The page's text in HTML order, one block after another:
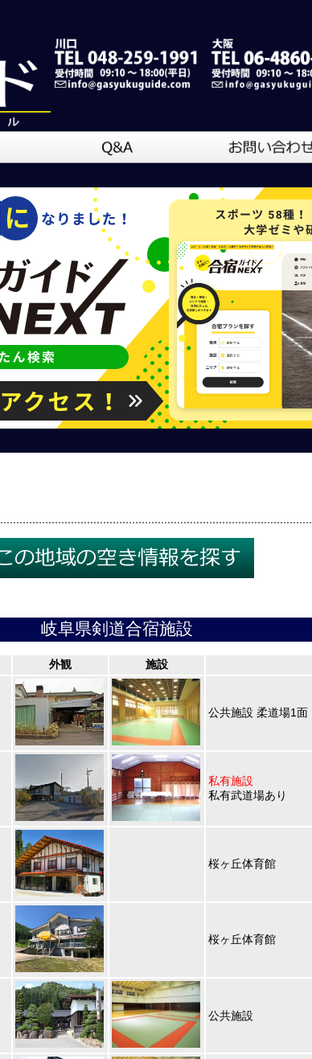
岐阜県剣道合宿施設
外観 施設
公共施設 柔道場1面
私有施設
私有武道場あり
桜ヶ丘体育館
桜ヶ丘体育館
公共施設